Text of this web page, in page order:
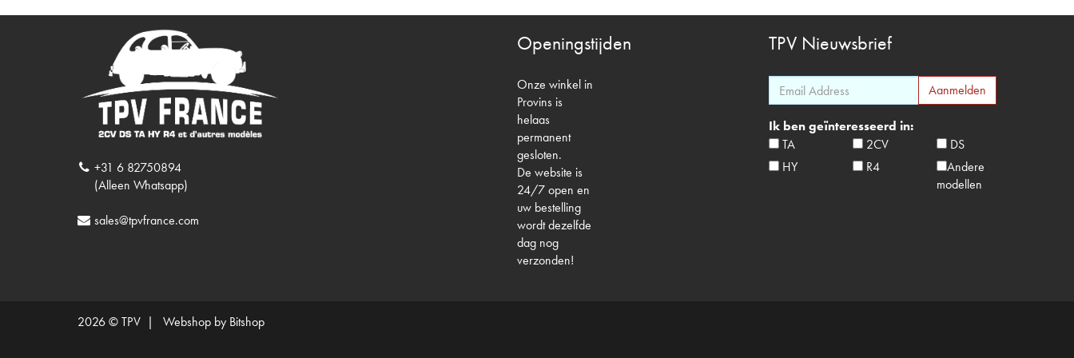
+31 6 82750894
(Alleen Whatsapp)
sales@tpvfrance.com
Openingstijden
Onze winkel in
Provins is
helaas
permanent
gesloten.
De website is
24/7 open en
uw bestelling
wordt dezelfde
dag nog
verzonden!
TPV Nieuwsbrief
Ik ben geïnteresseerd in:
TA
2CV
DS
HY
R4
Andere
modellen
2026 © TPV | Webshop by Bitshop